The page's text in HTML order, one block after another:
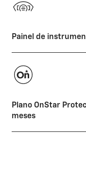
Painel de
Plano OnStar
meses